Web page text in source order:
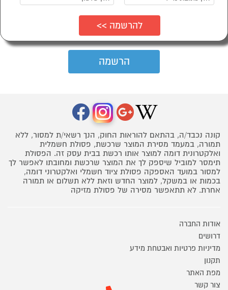
קונה נכבד/ה, בהתאם להוראות החוק, הנך רשאי/ת למסור, ללא
תמורה, במעמד מסירת המוצר שרכשת, פסולת חשמלית
ואלקטרונית דומה למוצר אותו רכשת בבית עסק זה. הפסולת
תימסר למוביל שיספק לך את המוצר שרכשת ומחובתו לאפשר לך
למסור במועד האספקה פסולת ציוד חשמלי ואלקטרוני דומה,
בכמות או במשקל, למוצר החדש וזאת ללא תשלום או תמורה
אחרת. לא תתאפשר מסירה של פסולת מזיקה
אודות החברה
דרושים
מדיניות פרטיות ואבטחת מידע
תקנון
מפת האתר
צור קשר